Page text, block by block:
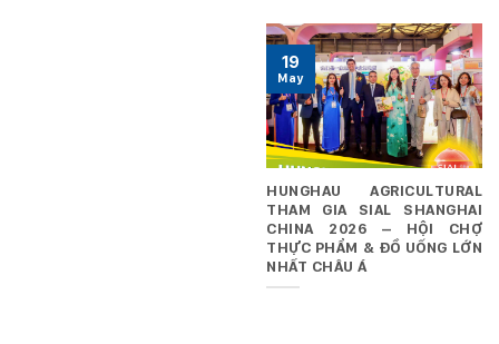
HUNGHAU AGRICULTURAL
THAM GIA SIAL SHANGHAI
CHINA 2026 – HỘI CHỢ
THỰC PHẨM & ĐỒ UỐNG LỚN
NHẤT CHÂU Á
19
May